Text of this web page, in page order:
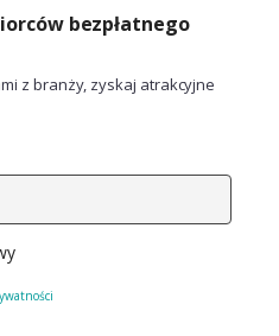
bezpłatnego
z branży, zyskaj atrakcyjne